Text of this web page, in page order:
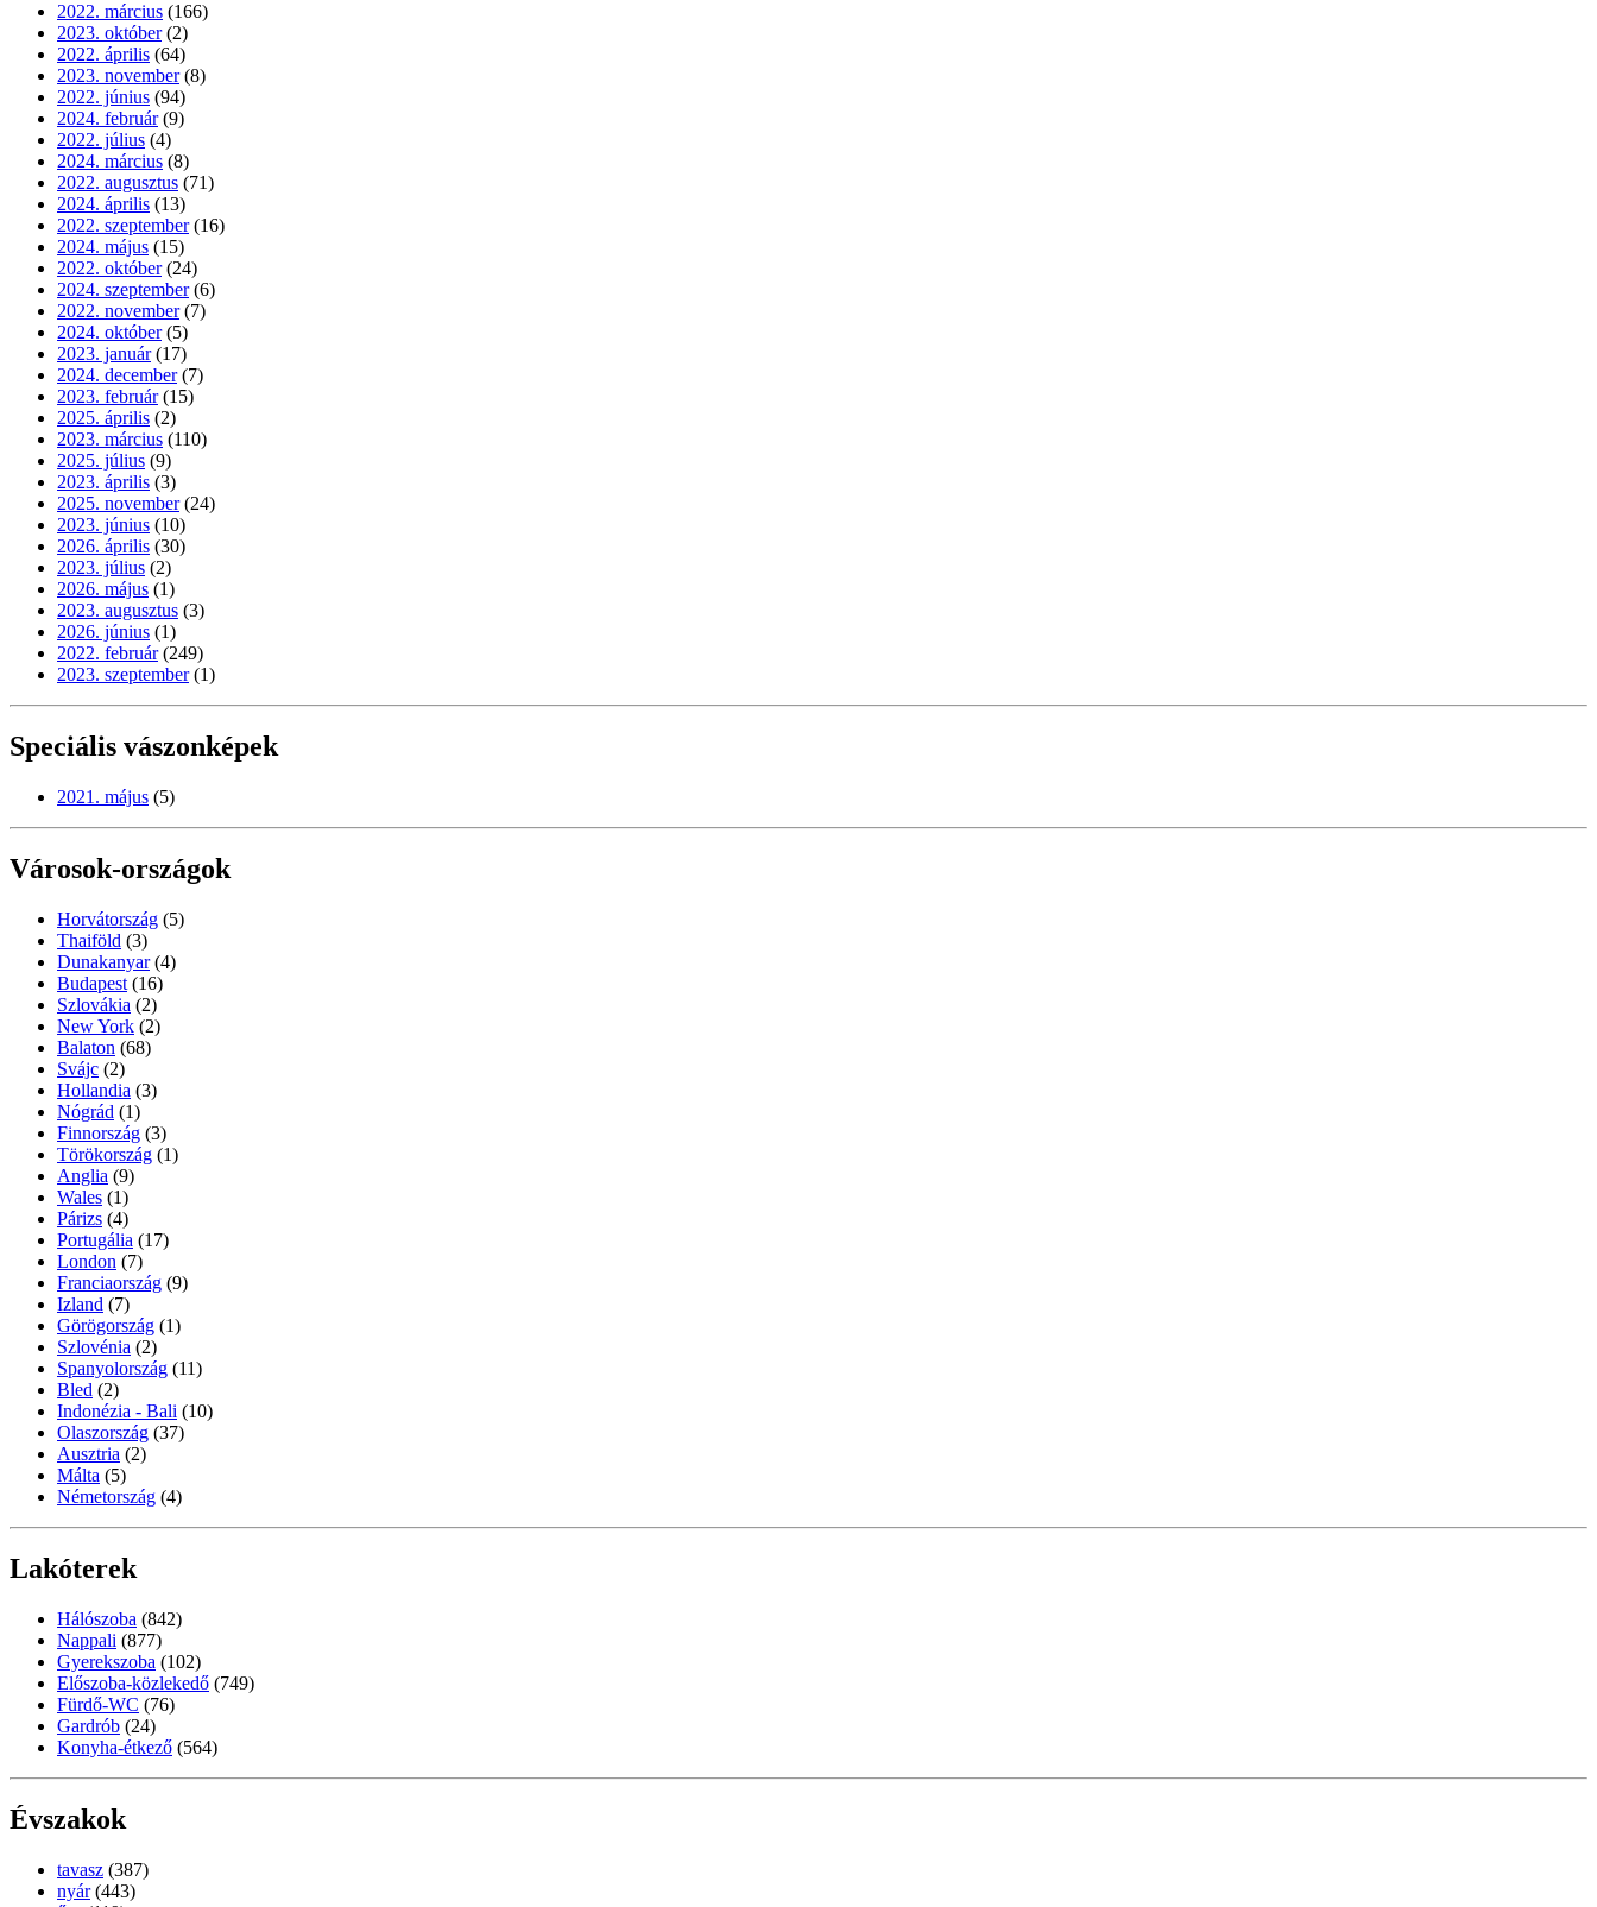
2022. március (166)
2023. október (2)
2022. április (64)
2023. november (8)
2022. június (94)
2024. február (9)
2022. július (4)
2024. március (8)
2022. augusztus (71)
2024. április (13)
2022. szeptember (16)
2024. május (15)
2022. október (24)
2024. szeptember (6)
2022. november (7)
2024. október (5)
2023. január (17)
2024. december (7)
2023. február (15)
2025. április (2)
2023. március (110)
2025. július (9)
2023. április (3)
2025. november (24)
2023. június (10)
2026. április (30)
2023. július (2)
2026. május (1)
2023. augusztus (3)
2026. június (1)
2022. február (249)
2023. szeptember (1)
Speciális vászonképek
2021. május (5)
Városok-országok
Horvátország (5)
Thaiföld (3)
Dunakanyar (4)
Budapest (16)
Szlovákia (2)
New York (2)
Balaton (68)
Svájc (2)
Hollandia (3)
Nógrád (1)
Finnország (3)
Törökország (1)
Anglia (9)
Wales (1)
Párizs (4)
Portugália (17)
London (7)
Franciaország (9)
Izland (7)
Görögország (1)
Szlovénia (2)
Spanyolország (11)
Bled (2)
Indonézia - Bali (10)
Olaszország (37)
Ausztria (2)
Málta (5)
Németország (4)
Lakóterek
Hálószoba (842)
Nappali (877)
Gyerekszoba (102)
Előszoba-közlekedő (749)
Fürdő-WC (76)
Gardrób (24)
Konyha-étkező (564)
Évszakok
tavasz (387)
nyár (443)